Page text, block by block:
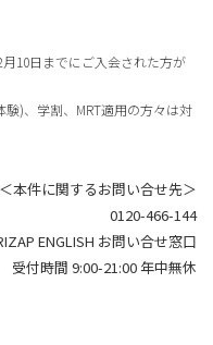
10日までにご入会された方が
験)、学割、MRT適用の方々は対
＜本件に関するお問い合せ先＞
0120-466-144
ENGLISH お問い合せ窓口
受付時間 9:00-21:00 年中無休